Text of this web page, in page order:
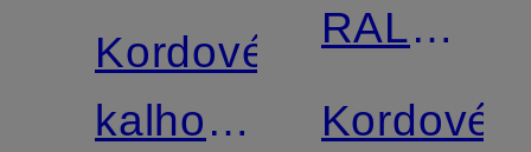
Kordové
kalhoty
RALPH
LAUREN
Kordové